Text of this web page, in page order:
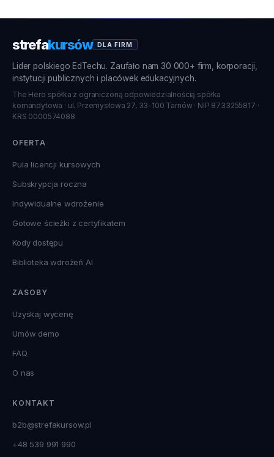
strefakursów DLA FIRM
Lider polskiego EdTechu. Zaufało nam 30 000+ firm, korporacji,
instytucji publicznych i placówek edukacyjnych.
The Hero spółka z ograniczoną odpowiedzialnością spółka
komandytowa · ul. Przemysłowa 27, 33-100 Tarnów · NIP 8733255817 ·
KRS 0000574088
OFERTA
Pula licencji kursowych
Subskrypcja roczna
Indywidualne wdrożenie
Gotowe ścieżki z certyfikatem
Kody dostępu
Biblioteka wdrożeń AI
ZASOBY
Uzyskaj wycenę
Umów demo
FAQ
O nas
KONTAKT
b2b@strefakursow.pl
+48 539 991 990